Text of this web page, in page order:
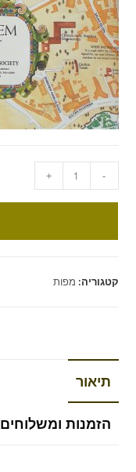
-
+
קטגוריה: מפות
תיאור
הזמנות ומשלוחים